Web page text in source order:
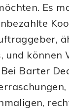
Es
können
Barter